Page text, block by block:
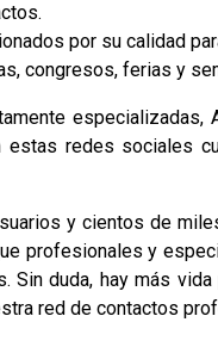
por su calidad
congresos, ferias y
estas redes sociales
y cientos de
profesionales y
Sin duda, hay más
red de contactos